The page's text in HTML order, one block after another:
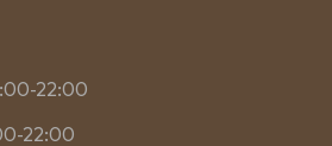
22:00
22:00